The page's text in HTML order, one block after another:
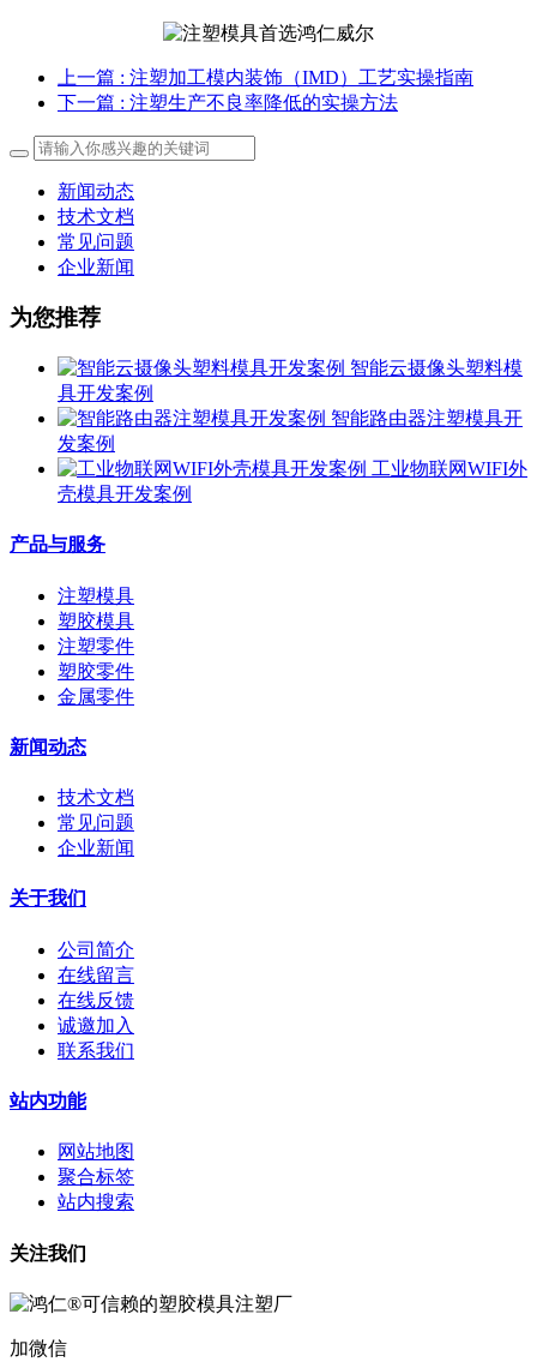
上一篇 : 注塑加工模内装饰（IMD）工艺实操指南
下一篇 : 注塑生产不良率降低的实操方法
新闻动态
技术文档
常见问题
企业新闻
为您推荐
智能云摄像头塑料模
具开发案例
智能路由器注塑模具开
发案例
工业物联网WIFI外
壳模具开发案例
产品与服务
注塑模具
塑胶模具
注塑零件
塑胶零件
金属零件
新闻动态
技术文档
常见问题
企业新闻
关于我们
公司简介
在线留言
在线反馈
诚邀加入
联系我们
站内功能
网站地图
聚合标签
站内搜索
关注我们
加微信